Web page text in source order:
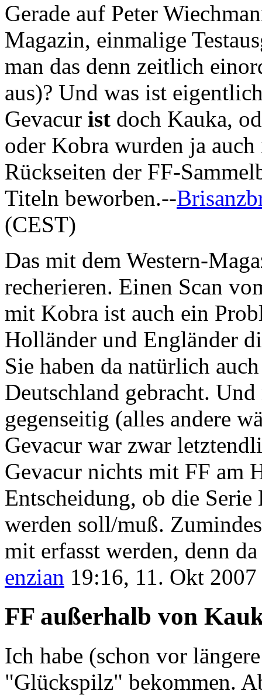
Gerade auf Peter
Magazin, einmalige
man das denn zeitlich
aus)? Und was ist
Gevacur ist doch Kauka,
oder Kobra wurden ja
Rückseiten der FF-
Titeln beworben.--
(CEST)
Das mit dem Western-
recherieren. Einen Scan
mit Kobra ist auch ein
Holländer und Engländer
Sie haben da natürlich
Deutschland gebracht.
gegenseitig (alles andere
Gevacur war zwar
Gevacur nichts mit FF am
Entscheidung, ob die
werden soll/muß.
mit erfasst werden, denn
enzian 19:16, 11. Okt
FF außerhalb von
Ich habe (schon vor
"Glückspilz" bekommen.